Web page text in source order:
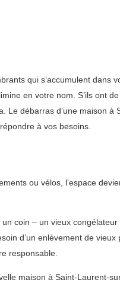
qui s’accumulent dans
en votre nom. S’ils ont
Le débarras d’une maison à
à vos besoins.
ou vélos, l’espace
coin – un vieux
d’un enlèvement de
responsable.
maison à Saint-Laurent-